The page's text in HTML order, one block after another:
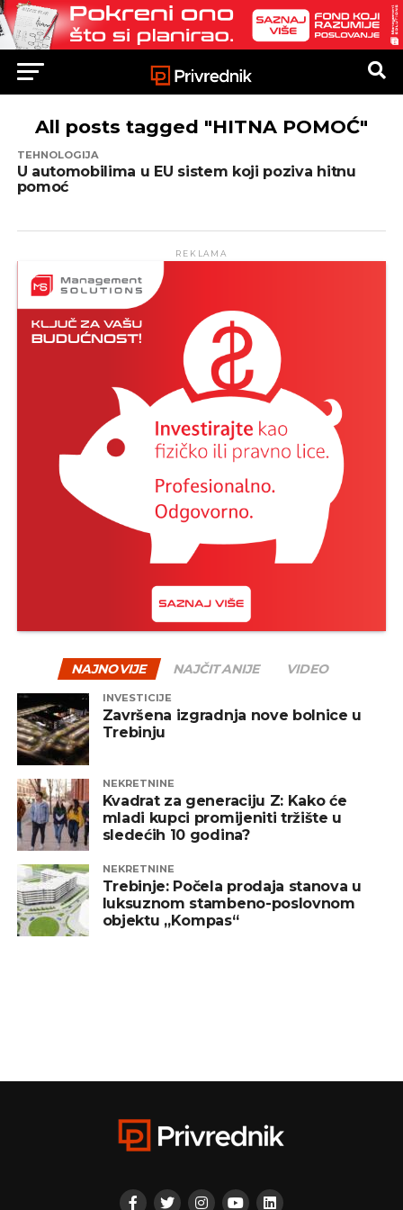
All posts tagged "HITNA POMOĆ"
TEHNOLOGIJA
U automobilima u EU sistem koji poziva hitnu
pomoć
REKLAMA
NAJNOVIJE NAJČITANIJE VIDEO
INVESTICIJE
Završena izgradnja nove bolnice u
Trebinju
NEKRETNINE
Kvadrat za generaciju Z: Kako će
mladi kupci promijeniti tržište u
sledećih 10 godina?
NEKRETNINE
Trebinje: Počela prodaja stanova u
luksuznom stambeno-poslovnom
objektu „Kompas“